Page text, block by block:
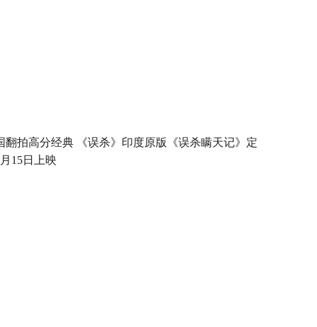
翻拍高分经典 《误杀》印度原版《误杀瞒天记》定
15日上映